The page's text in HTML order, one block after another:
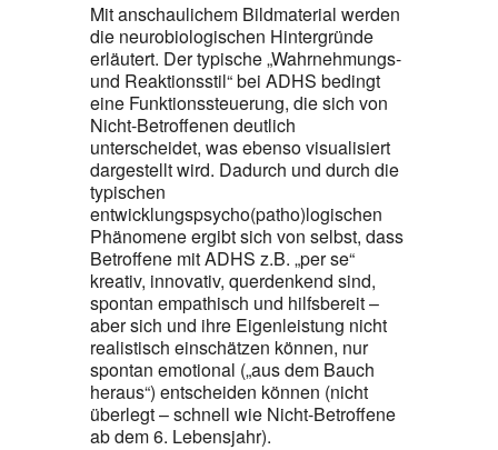
Mit anschaulichem Bildmaterial werden
die neurobiologischen Hintergründe
erläutert. Der typische „Wahrnehmungs-
und Reaktionsstil“ bei ADHS bedingt
eine Funktionssteuerung, die sich von
Nicht-Betroffenen deutlich
unterscheidet, was ebenso visualisiert
dargestellt wird. Dadurch und durch die
typischen
entwicklungspsycho(patho)logischen
Phänomene ergibt sich von selbst, dass
Betroffene mit ADHS z.B. „per se“
kreativ, innovativ, querdenkend sind,
spontan empathisch und hilfsbereit –
aber sich und ihre Eigenleistung nicht
realistisch einschätzen können, nur
spontan emotional („aus dem Bauch
heraus“) entscheiden können (nicht
überlegt – schnell wie Nicht-Betroffene
ab dem 6. Lebensjahr).